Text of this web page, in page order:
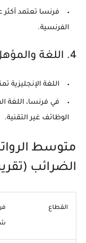
فرنسا تعتمد أكثر
الفرنسية.
4. اللغة والمؤهل
اللغة الإنجليزية
في فرنسا،
الوظائف غير التقنية.
متوسط
الضرائب (تقريبي
القطاع